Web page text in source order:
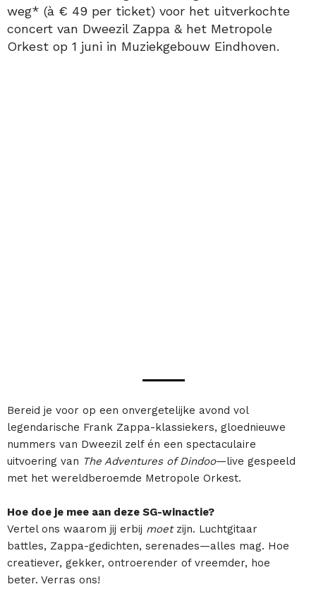
weg* (à € 49 per ticket) voor het uitverkochte
concert van Dweezil Zappa & het Metropole
Orkest op 1 juni in Muziekgebouw Eindhoven.
Bereid je voor op een onvergetelijke avond vol
legendarische Frank Zappa-klassiekers, gloednieuwe
nummers van Dweezil zelf én een spectaculaire
uitvoering van The Adventures of Dindoo—live gespeeld
met het wereldberoemde Metropole Orkest.
Hoe doe je mee aan deze SG-winactie?
Vertel ons waarom jij erbij moetzijn. Luchtgitaar
battles, Zappa-gedichten, serenades—alles mag. Hoe
creatiever, gekker, ontroerender of vreemder, hoe
beter. Verras ons!